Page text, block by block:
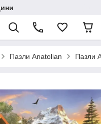
Пазли Anatolian Пазли